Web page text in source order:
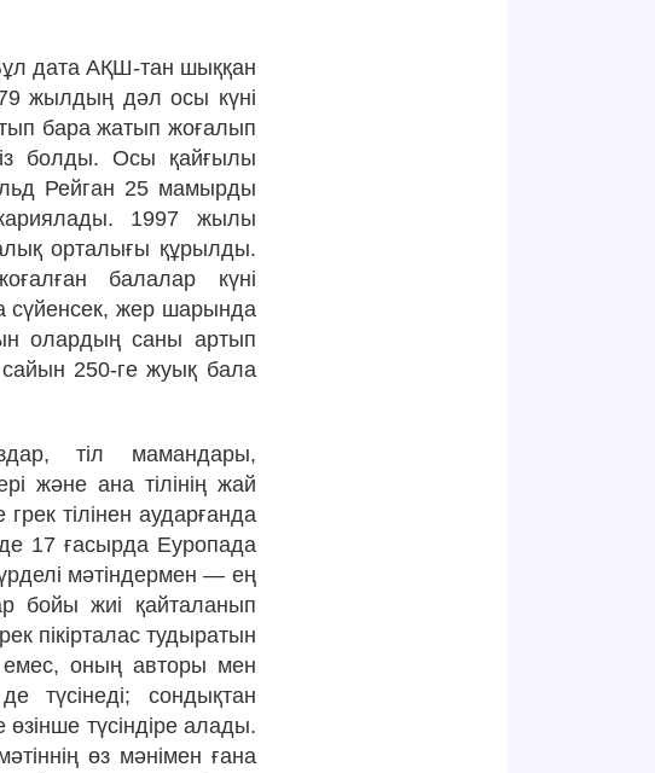
дата АҚШ-тан шыққан
жылдың дәл осы күні
бара жатып жоғалып
болды. Осы қайғылы
Рейган 25 мамырды
1997 жылы
орталығы құрылды.
балалар күні
сүйенсек, жер шарында
олардың саны артып
сайын 250-ге жуық бала
тіл мамандары,
және ана тілінің жай
тілінен аударғанда
17 ғасырда Еуропада
мәтіндермен — ең
бойы жиі қайталанып
пікірталас тудыратын
емес, оның авторы мен
түсінеді; сондықтан
түсіндіре алады.
өз мәнімен ғана